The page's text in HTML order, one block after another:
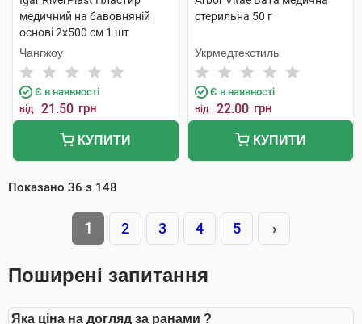
медичний на бавовняній
основі 2х500 см 1 шт
Чангжоу
Є в наявності
від 21.50 грн
КУПИТИ
стерильна 50 г
Укрмедтекстиль
Є в наявності
від 22.00 грн
КУПИТИ
Показано 36 з 148
1 2 3 4 5 ›
Поширені запитання
Яка ціна на догляд за ранами ?